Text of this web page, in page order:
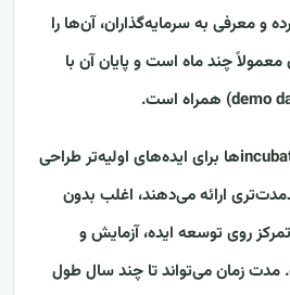
و معرفی به سرمایه‌گذاران، آن‌ها را
چند ماه است و پایان آن با
در مقابل، مراکز رشد یا incubatorها برای ایده‌های اولیه‌تر طراحی
ارائه می‌دهند، اغلب بدون
روی توسعه ایده، آزمایش و
مدت زمان می‌تواند تا چند سال طول